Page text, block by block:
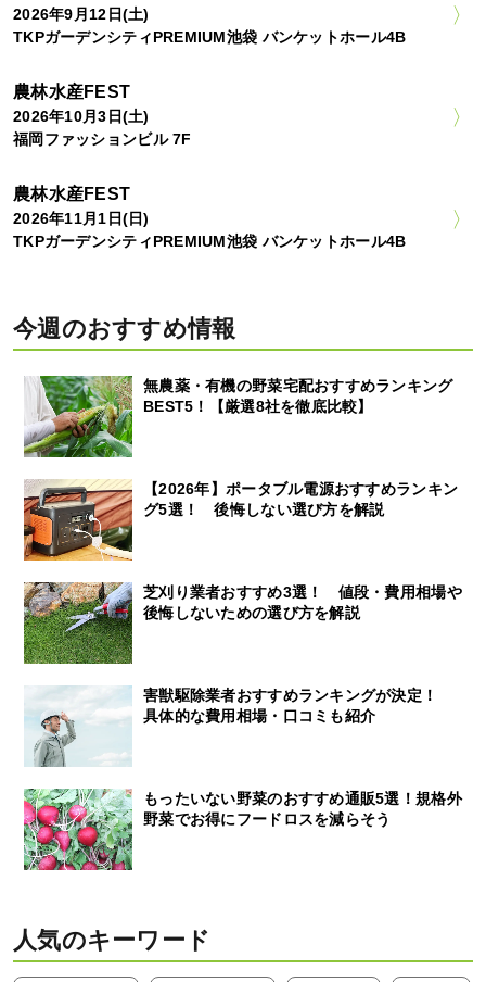
2026年9月12日(土)
TKPガーデンシティPREMIUM池袋 バンケットホール4B
農林水産FEST
2026年10月3日(土)
福岡ファッションビル 7F
農林水産FEST
2026年11月1日(日)
TKPガーデンシティPREMIUM池袋 バンケットホール4B
今週のおすすめ情報
無農薬・有機の野菜宅配おすすめランキング
BEST5！【厳選8社を徹底比較】
【2026年】ポータブル電源おすすめランキン
グ5選！ 後悔しない選び方を解説
芝刈り業者おすすめ3選！ 値段・費用相場や
後悔しないための選び方を解説
害獣駆除業者おすすめランキングが決定！
具体的な費用相場・口コミも紹介
もったいない野菜のおすすめ通販5選！規格外
野菜でお得にフードロスを減らそう
人気のキーワード